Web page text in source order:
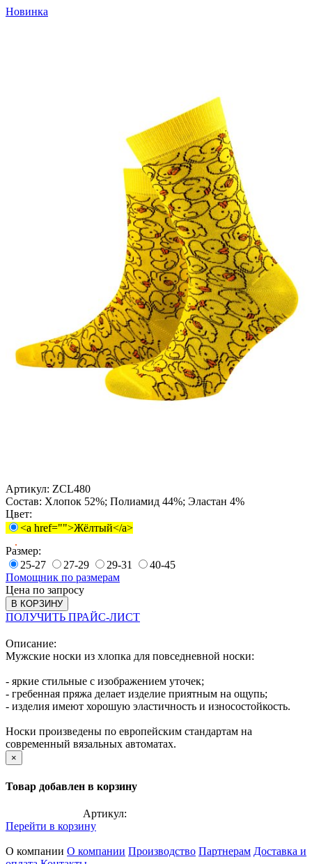
Новинка
Артикул: ZCL480
Состав: Хлопок 52%; Полиамид 44%; Эластан 4%
Цвет:
<a href="">Жёлтый</a>
Размер:
25-27
27-29 29-31
40-45
Помощник по размерам
Цена по запросу
В КОРЗИНУ
ПОЛУЧИТЬ ПРАЙС-ЛИСТ
Описание:
Мужские носки из хлопка для повседневной носки:
- яркие стильные с изображением уточек;
- гребенная пряжа делает изделие приятным на ощупь;
- изделия имеют хорошую эластичность и износостойкость.
Носки произведены по европейским стандартам на
современный вязальных автоматах.
×
Товар добавлен в корзину
Артикул:
Перейти в корзину
О компании О компании Производство Партнерам Доставка и